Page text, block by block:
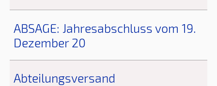
ABSAGE: Jahresabschluss vom 19.
Dezember 20
Abteilungsversand